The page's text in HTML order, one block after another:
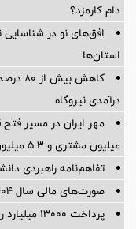
دام کارمزد؟
افق‌های نو در شناسایی
استان‌ها
درآمدی نیروگاه
میلیون مشتری و ۵.۳ میلیون تسهیلات
تفاهم‌نامه راهبردی
صورت‌های مالی سال ۱۴۰۴ بیمه سامان به تصویب سهامداران رسید
پرداخت